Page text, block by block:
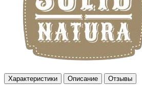
Характеристики Описание Отзывы